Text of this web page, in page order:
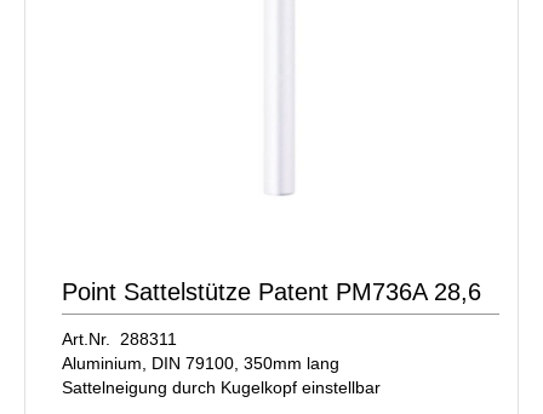
Point Sattelstütze Patent PM736A 28,6
Art.Nr. 288311
Aluminium, DIN 79100, 350mm lang
Sattelneigung durch Kugelkopf einstellbar